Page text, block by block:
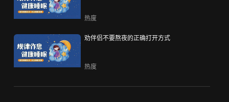
热度
劝伴侣不要熬夜的正确打开方式
热度